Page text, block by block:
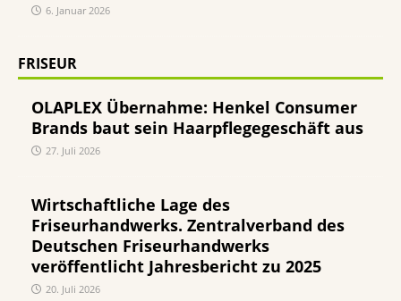
6. Januar 2026
FRISEUR
OLAPLEX Übernahme: Henkel Consumer
Brands baut sein Haarpflegegeschäft aus
27. Juli 2026
Wirtschaftliche Lage des
Friseurhandwerks. Zentralverband des
Deutschen Friseurhandwerks
veröffentlicht Jahresbericht zu 2025
20. Juli 2026